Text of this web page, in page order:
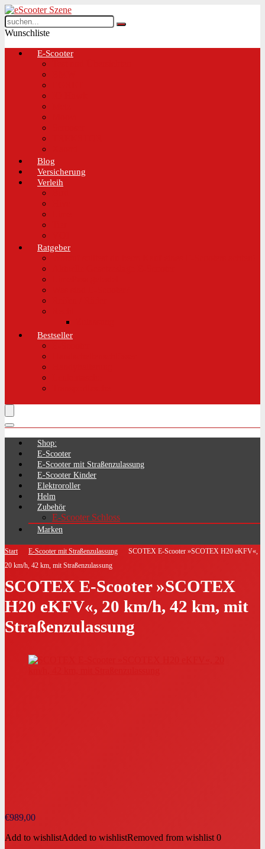
Wunschliste
E-Scooter
Blog
Versicherung
Verleih
Ratgeber
Bestseller
Shop:
E-Scooter
E-Scooter mit Straßenzulassung
E-Scooter Kinder
Elektroroller
Helm
Zubehör
E-Scooter Schloss
Marken
Start E-Scooter mit Straßenzulassung
SCOTEX E-Scooter »SCOTEX H20 eKFV«,
20 km/h, 42 km, mit Straßenzulassung
SCOTEX E-Scooter »SCOTEX
H20 eKFV«, 20 km/h, 42 km, mit
Straßenzulassung
€989,00
Add to wishlistAdded to wishlistRemoved from wishlist 0